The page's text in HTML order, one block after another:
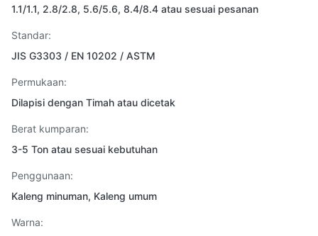
1.1/1.1, 2.8/2.8, 5.6/5.6, 8.4/8.4 atau sesuai pesanan
Standar:
JIS G3303 / EN 10202 / ASTM
Permukaan:
Dilapisi dengan Timah atau dicetak
Berat kumparan:
3-5 Ton atau sesuai kebutuhan
Penggunaan:
Kaleng minuman, Kaleng umum
Warna: